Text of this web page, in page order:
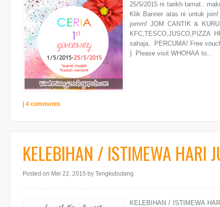
25/5/2015 ni tarikh tamat..
Klik Banner atas ni untuk
jomm! JOM CANTIK &
KFC,TESCO,JUSCO,PIZZA
sahaja, PERCUMA! Free
) Please visit WHOHAA to...
4 comments
KELEBIHAN / ISTIMEWA HARI
Posted on Mei 22, 2015 by Tengkubutang
KELEBIHAN / ISTIMEWA